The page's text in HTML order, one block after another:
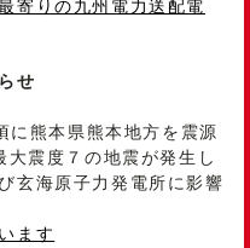
寄りの九州電力送配電
せ
に熊本県熊本地方を震源
震度７の地震が発生し
玄海原子力発電所に影響
ます